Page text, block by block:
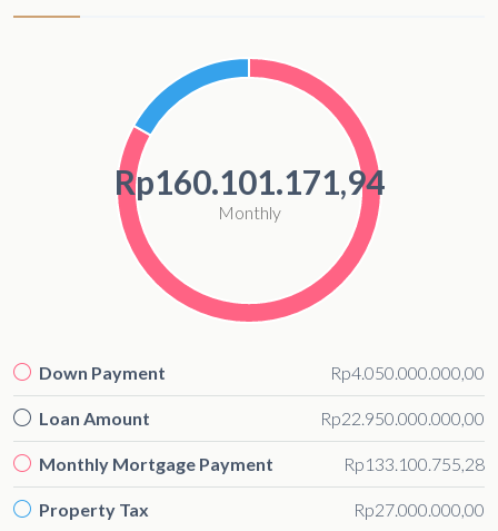
Rp160.101.171,94
Monthly
Down Payment Rp4.050.000.000,00
Loan Amount Rp22.950.000.000,00
Monthly Mortgage Payment Rp133.100.755,28
Property Tax Rp27.000.000,00